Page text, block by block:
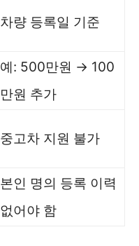
차량 등록일 기준
예: 500만원 → 100
만원 추가
중고차 지원 불가
본인 명의 등록 이력
없어야 함